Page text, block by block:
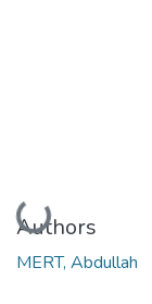
Loading...
Authors
MERT, Abdullah